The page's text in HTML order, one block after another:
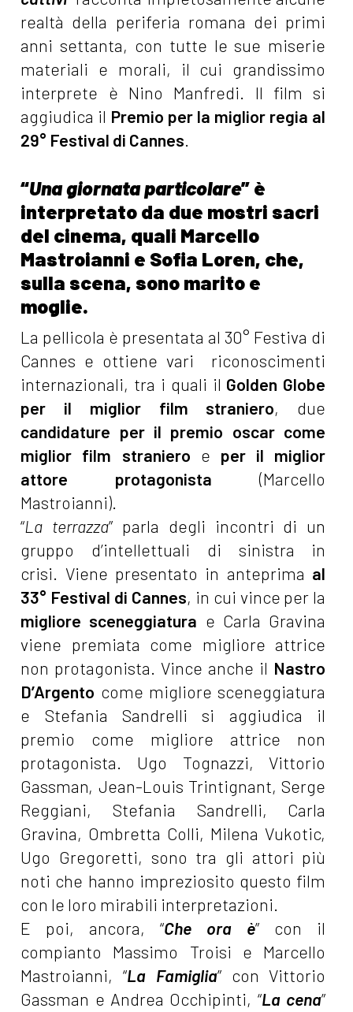
realtà della periferia romana dei primi
anni settanta, con tutte le sue miserie
materiali e morali, il cui grandissimo
interprete è Nino Manfredi. Il film si
aggiudica il Premio per la miglior regia al
29° Festival di Cannes.
“Una giornata particolare” è
interpretato da due mostri sacri
del cinema, quali Marcello
Mastroianni e Sofia Loren, che,
sulla scena, sono marito e
moglie.
La pellicola è presentata al 30° Festiva di
Cannes e ottiene vari riconoscimenti
internazionali, tra i quali il Golden Globe
per il miglior film straniero, due
candidature per il premio oscar come
miglior film straniero e per il miglior
attore protagonista (Marcello
Mastroianni).
“La terrazza” parla degli incontri di un
gruppo d’intellettuali di sinistra in
crisi. Viene presentato in anteprima al
33° Festival di Cannes, in cui vince per la
migliore sceneggiatura e Carla Gravina
viene premiata come migliore attrice
non protagonista. Vince anche il Nastro
D’Argento come migliore sceneggiatura
e Stefania Sandrelli
si aggiudica il
premio come migliore attrice non
protagonista. Ugo Tognazzi, Vittorio
Gassman, Jean-Louis Trintignant, Serge
Reggiani, Stefania Sandrelli, Carla
Gravina, Ombretta Colli, Milena Vukotic,
Ugo Gregoretti, sono tra gli attori più
noti che hanno impreziosito questo film
con le loro mirabili interpretazioni.
E poi, ancora, “Che ora è” con il
compianto Massimo Troisi e Marcello
Mastroianni, “La Famiglia” con Vittorio
Gassman e Andrea Occhipinti, “La cena”